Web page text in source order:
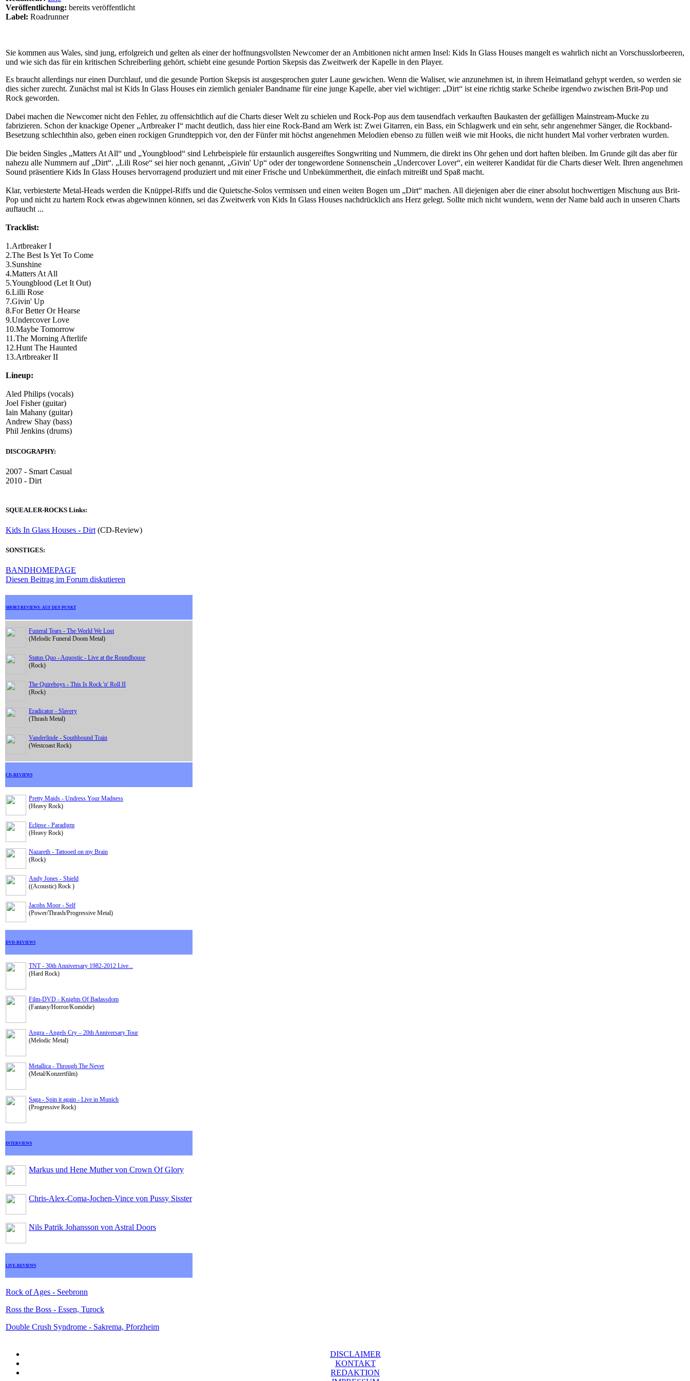
Veröffentlichung: bereits veröffentlicht
Label: Roadrunner
Sie kommen aus Wales, sind jung, erfolgreich und gelten als einer der hoffnungsvollsten Newcomer der an Ambitionen nicht armen Insel: Kids In Glass Houses mangelt es wahrlich nicht an Vorschusslorbeeren,
und wie sich das für ein kritischen Schreiberling gehört, schiebt eine gesunde Portion Skepsis das Zweitwerk der Kapelle in den Player.
Es braucht allerdings nur einen Durchlauf, und die gesunde Portion Skepsis ist ausgesprochen guter Laune gewichen. Wenn die Waliser, wie anzunehmen ist, in ihrem Heimatland gehypt werden, so werden sie
dies sicher zurecht. Zunächst mal ist Kids In Glass Houses ein ziemlich genialer Bandname für eine junge Kapelle, aber viel wichtiger: „Dirt“ ist eine richtig starke Scheibe irgendwo zwischen Brit-Pop und
Rock geworden.
Dabei machen die Newcomer nicht den Fehler, zu offensichtlich auf die Charts dieser Welt zu schielen und Rock-Pop aus dem tausendfach verkauften Baukasten der gefälligen Mainstream-Mucke zu
fabrizieren. Schon der knackige Opener „Artbreaker I“ macht deutlich, dass hier eine Rock-Band am Werk ist: Zwei Gitarren, ein Bass, ein Schlagwerk und ein sehr, sehr angenehmer Sänger, die Rockband-
Besetzung schlechthin also, geben einen rockigen Grundteppich vor, den der Fünfer mit höchst angenehmen Melodien ebenso zu füllen weiß wie mit Hooks, die nicht hundert Mal vorher verbraten wurden.
Die beiden Singles „Matters At All“ und „Youngblood“ sind Lehrbeispiele für erstaunlich ausgereiftes Songwriting und Nummern, die direkt ins Ohr gehen und dort haften bleiben. Im Grunde gilt das aber für
nahezu alle Nummern auf „Dirt“. „Lili Rose“ sei hier noch genannt, „Givin' Up“ oder der tongewordene Sonnenschein „Undercover Lover“, ein weiterer Kandidat für die Charts dieser Welt. Ihren angenehmen
Sound präsentiere Kids In Glass Houses hervorragend produziert und mit einer Frische und Unbekümmertheit, die einfach mitreißt und Spaß macht.
Klar, verbiesterte Metal-Heads werden die Knüppel-Riffs und die Quietsche-Solos vermissen und einen weiten Bogen um „Dirt“ machen. All diejenigen aber die einer absolut hochwertigen Mischung aus Brit-
Pop und nicht zu hartem Rock etwas abgewinnen können, sei das Zweitwerk von Kids In Glass Houses nachdrücklich ans Herz gelegt. Sollte mich nicht wundern, wenn der Name bald auch in unseren Charts
auftaucht ...
Tracklist:
1.Artbreaker I
2.The Best Is Yet To Come
3.Sunshine
4.Matters At All
5.Youngblood (Let It Out)
6.Lilli Rose
7.Givin' Up
8.For Better Or Hearse
9.Undercover Love
10.Maybe Tomorrow
11.The Morning Afterlife
12.Hunt The Haunted
13.Artbreaker II
Lineup:
Aled Philips (vocals)
Joel Fisher (guitar)
Iain Mahany (guitar)
Andrew Shay (bass)
Phil Jenkins (drums)
DISCOGRAPHY:
2007 - Smart Casual
2010 - Dirt
SQUEALER-ROCKS Links:
Kids In Glass Houses - Dirt (CD-Review)
SONSTIGES:
BANDHOMEPAGE
Diesen Beitrag im Forum diskutieren
SHORT-REVIEWS: AUF DEN PUNKT
Funeral Tears - The World We Lost
(Melodic Funeral Doom Metal)
Status Quo - Aquostic - Live at the Roundhouse
(Rock)
The Quireboys - This Is Rock 'n' Roll II
(Rock)
Eradicator - Slavery
(Thrash Metal)
Vanderlinde - Southbound Train
(Westcoast Rock)
CD-REVIEWS
Pretty Maids - Undress Your Madness
(Heavy Rock)
Eclipse - Paradigm
(Heavy Rock)
Nazareth - Tattooed on my Brain
(Rock)
Andy Jones - Shield
((Acoustic) Rock )
Jacobs Moor - Self
(Power/Thrash/Progressive Metal)
DVD-REVIEWS
TNT - 30th Anniversary 1982-2012 Live...
(Hard Rock)
Film-DVD - Knights Of Badassdom
(Fantasy/Horror/Komödie)
Angra - Angels Cry – 20th Anniversary Tour
(Melodic Metal)
Metallica - Through The Never
(Metal/Konzertfilm)
Saga - Spin it again - Live in Munich
(Progressive Rock)
INTERVIEWS
Markus und Hene Muther von Crown Of Glory
Chris-Alex-Coma-Jochen-Vince von Pussy Sisster
Nils Patrik Johansson von Astral Doors
LIVE-REVIEWS
Rock of Ages - Seebronn
Ross the Boss - Essen, Turock
Double Crush Syndrome - Sakrema, Pforzheim
DISCLAIMER
KONTAKT
REDAKTION